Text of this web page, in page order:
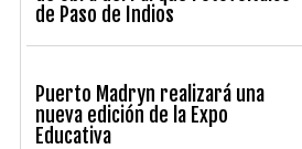
de Paso de Indios
Puerto Madryn realizará una
nueva edición de la Expo
Educativa